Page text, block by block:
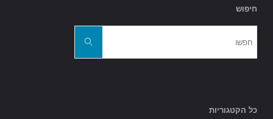
חיפוש
חפשו
כל הקטגוריות